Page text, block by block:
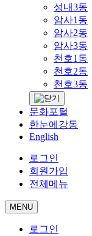
성내3동
암사1동
암사2동
암사3동
천호1동
천호2동
천호3동
문화포털
한눈에강동
English
로그인
회원가입
전체메뉴
MENU
로그인